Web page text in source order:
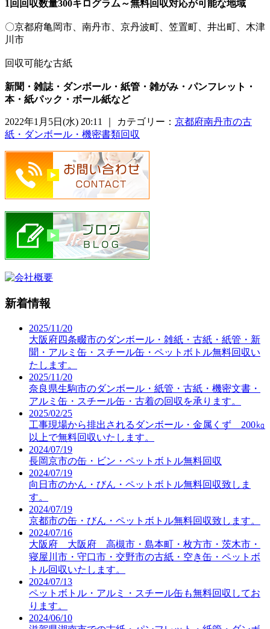
1回回収数量300キログラム～無料回収対応が可能な地域
〇京都府亀岡市、南丹市、京丹波町、笠置町、井出町、木津
川市
回収可能な古紙
新聞・雑誌・ダンボール・紙管・雑がみ・パンフレット・
本・紙パック・ボール紙など
2022年1月5日(水) 20:11 ｜ カテゴリー： 京都府南丹市の古
紙・ダンボール・機密書類回収
新着情報
2025/11/20
大阪府四条畷市のダンボール・雑紙・古紙・紙管・新
聞・アルミ缶・スチール缶・ペットボトル無料回収い
たします。
2025/11/20
奈良県生駒市のダンボール・紙管・古紙・機密文書・
アルミ缶・スチール缶・古着の回収を承ります。
2025/02/25
工事現場から排出されるダンボール・金属くず 200㎏
以上で無料回収いたします。
2024/07/19
長岡京市の缶・ビン・ペットボトル無料回収
2024/07/19
向日市のかん・びん・ペットボトル無料回収致しま
す。
2024/07/19
京都市の缶・びん・ペットボトル無料回収致します。
2024/07/16
大阪府 大阪府 高槻市・島本町・枚方市・茨木市・
寝屋川市・守口市・交野市の古紙・空き缶・ペットボ
トル回収いたします。
2024/07/13
ペットボトル・アルミ・スチール缶も無料回収してお
ります。
2024/06/10